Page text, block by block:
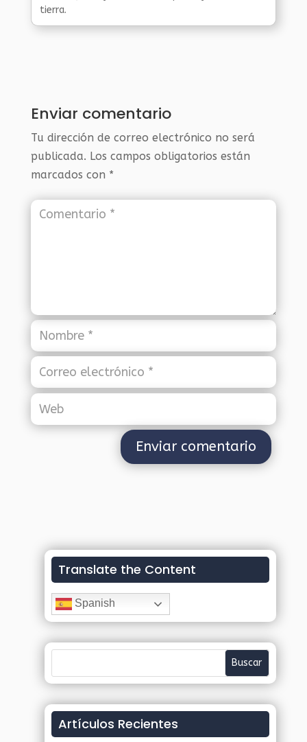
tierra.
Enviar comentario
Tu dirección de correo electrónico no será
publicada. Los campos obligatorios están
marcados con *
Translate the Content
Spanish
Artículos Recientes